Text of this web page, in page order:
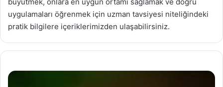
uygulamaları öğrenmek için uzman tavsiyesi niteliğindeki
pratik bilgilere içeriklerimizden ulaşabilirsiniz.